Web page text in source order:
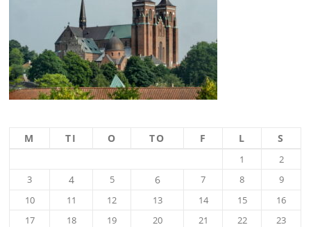
M TI O TO F L S
1
2
3
4 5 6 7 8
9
10
11 12 13 14 15
16
17
18 19 20 21 22
23